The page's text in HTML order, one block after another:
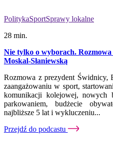
PolitykaSportSprawy lokalne
28 min.
Nie tylko o wyborach.
Moskal-Słaniewską
Rozmowa z prezydent Świdnicy,
zaangażowaniu w sport,
komunikacji kolejowej, nowych
parkowaniem, budżecie
najbliższe 5 lat i wykluczeniu...
Przejdź do podcastu